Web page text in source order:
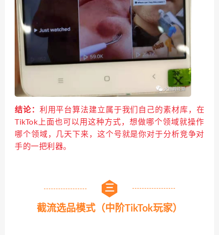
结论： 利用平台算法建立属于我们自己的素材库，在
TikTok上面也可以用这种方式，想做哪个领域就操作
哪个领域，几天下来，这个号就是你对于分析竞争对
手的一把利器。
三
截流选品模式（中阶TikTok玩家）